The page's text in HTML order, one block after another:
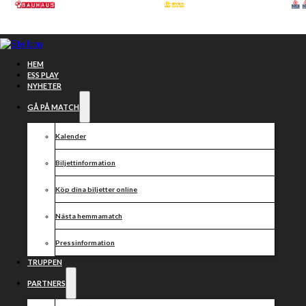
Hoppa till huvudinnehåll
HEM
ESS PLAY
NYHETER
GÅ PÅ MATCH
Kalender
Biljettinformation
Köp dina biljetter online
Nästa hemmamatch
Pressinformation
TRUPPEN
PARTNERS
Truppen
2020!